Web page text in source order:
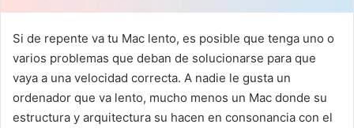
Si de repente va tu Mac lento, es posible que tenga uno o
varios problemas que deban de solucionarse para que
vaya a una velocidad correcta. A nadie le gusta un
ordenador que va lento, mucho menos un Mac donde su
estructura y arquitectura su hacen en consonancia con el